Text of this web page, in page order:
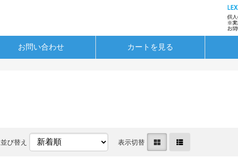
お問い合わせ カートを見る
並び替え 表示切替